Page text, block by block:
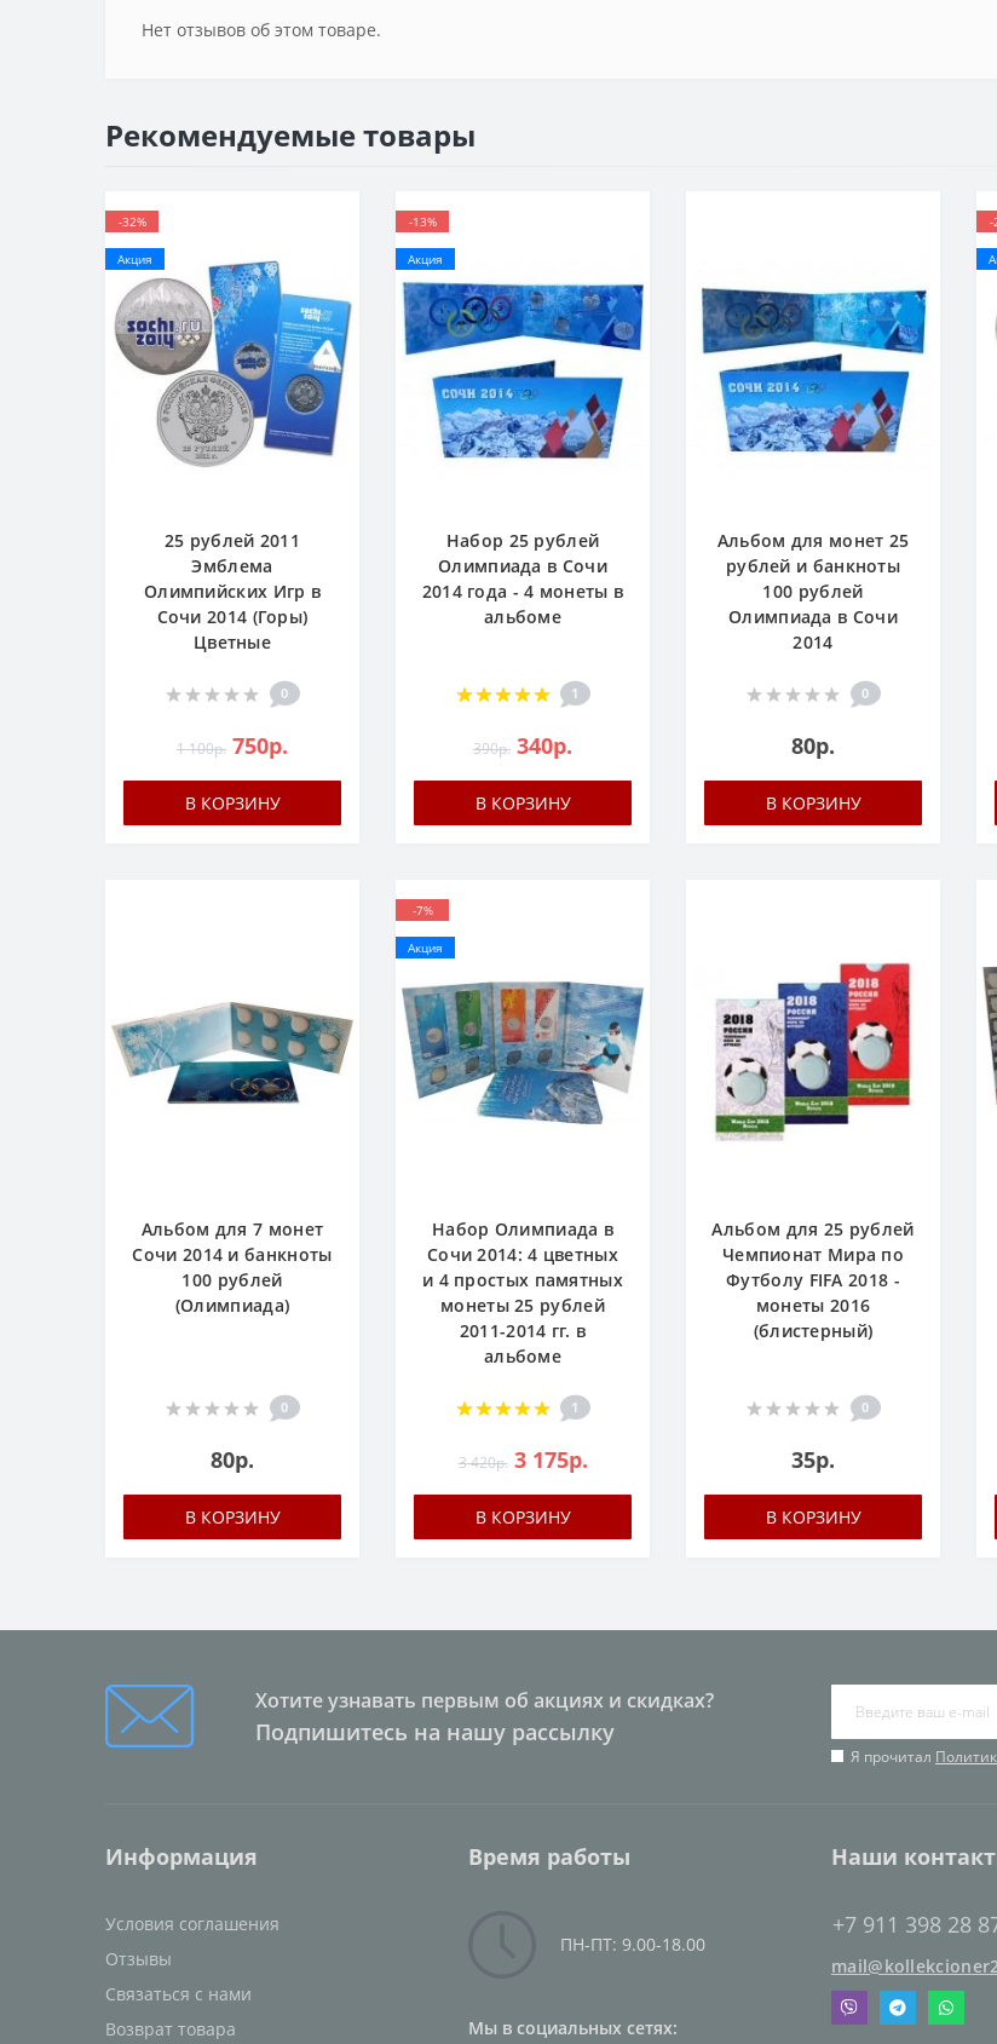
Нет отзывов об этом товаре.
Рекомендуемые товары
-32%
Акция
25 рублей 2011
Эмблема
Олимпийских Игр в
Сочи 2014 (Горы)
Цветные
0
1 100р. 750р.
В КОРЗИНУ
-13%
Акция
Набор 25 рублей
Олимпиада в Сочи
2014 года - 4 монеты в
альбоме
1
390р. 340р.
В КОРЗИНУ
Альбом для монет 25
рублей и банкноты
100 рублей
Олимпиада в Сочи
2014
0
80р.
В КОРЗИНУ
-
Альбом для 7 монет
Сочи 2014 и банкноты
100 рублей
(Олимпиада)
0
80р.
В КОРЗИНУ
-7%
Акция
Набор Олимпиада в
Сочи 2014: 4 цветных
и 4 простых памятных
монеты 25 рублей
2011-2014 гг. в
альбоме
1
3 420р. 3 175р.
В КОРЗИНУ
Альбом для 25 рублей
Чемпионат Мира по
Футболу FIFA 2018 -
монеты 2016
(блистерный)
0
35р.
В КОРЗИНУ
Хотите узнавать первым об акциях и скидках?
Подпишитесь на нашу рассылку
Я прочитал
Информация
Условия соглашения
Отзывы
Связаться с нами
Возврат товара
Время работы
ПН-ПТ: 9.00-18.00
Мы в социальных сетях:
Наши
+7 911 398 28